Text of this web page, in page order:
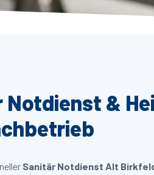
Notdienst &
Sanitär Notdienst Alt